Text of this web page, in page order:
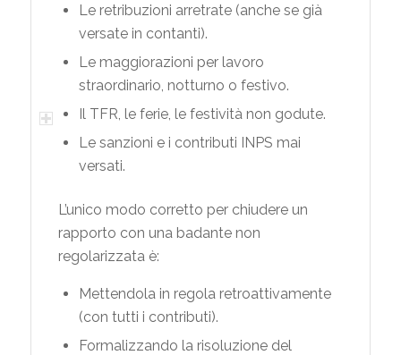
Le retribuzioni arretrate (anche se già
versate in contanti).
Le maggiorazioni per lavoro
straordinario, notturno o festivo.
Il TFR, le ferie, le festività non godute.
Le sanzioni e i contributi INPS mai
versati.
L’unico modo corretto per chiudere un
rapporto con una badante non
regolarizzata è:
Mettendola in regola retroattivamente
(con tutti i contributi).
Formalizzando la risoluzione del